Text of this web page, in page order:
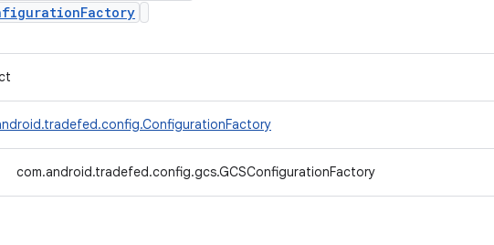
com.android.tradefed.config.gcs.GCSConfigurationFactory